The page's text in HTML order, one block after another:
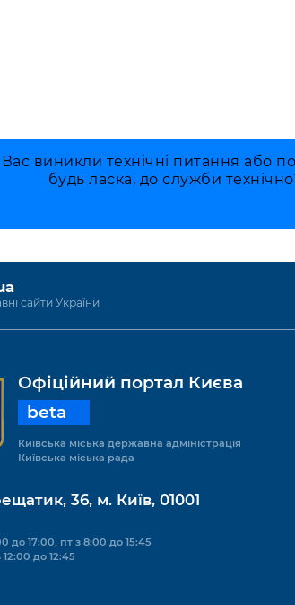
виникли технічні питання або
будь ласка, до служби
сайти України
Офіційний портал Києва
beta
Київська міська державна адміністрація
Київська міська рада
36, м. Київ, 01001
до 17:00, пт з 8:00 до 15:45
до 12:45